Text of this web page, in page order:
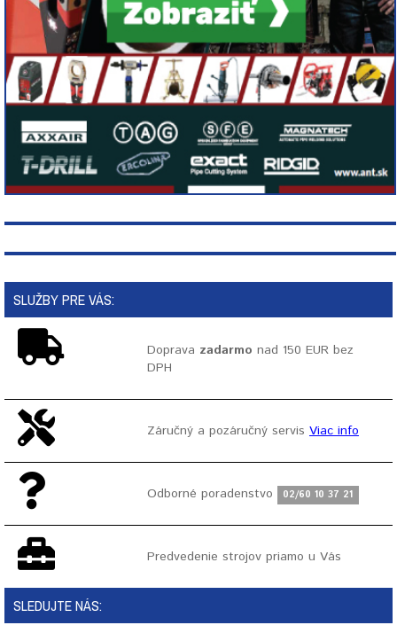
SLUŽBY PRE VÁS:
Doprava zadarmo nad 150 EUR bez
DPH
Záručný a pozáručný servis Viac info
Odborné poradenstvo 02/60 10 37 21
Predvedenie strojov priamo u Vás
SLEDUJTE NÁS: